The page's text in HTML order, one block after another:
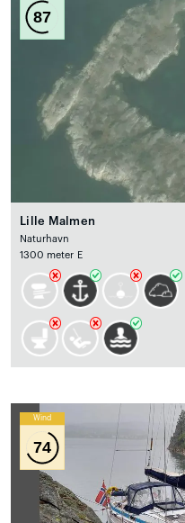
87
Lille Malmen
Naturhavn
1300 meter E
Wind
74